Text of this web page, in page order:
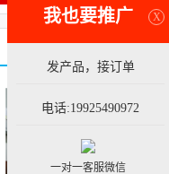
特殊/专业生活服务黄页
X
我也要推广
发产品，接订单
电话:19925490972
一对一客服微信